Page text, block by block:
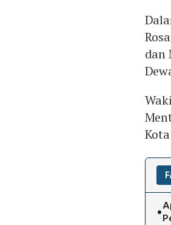
dan
•